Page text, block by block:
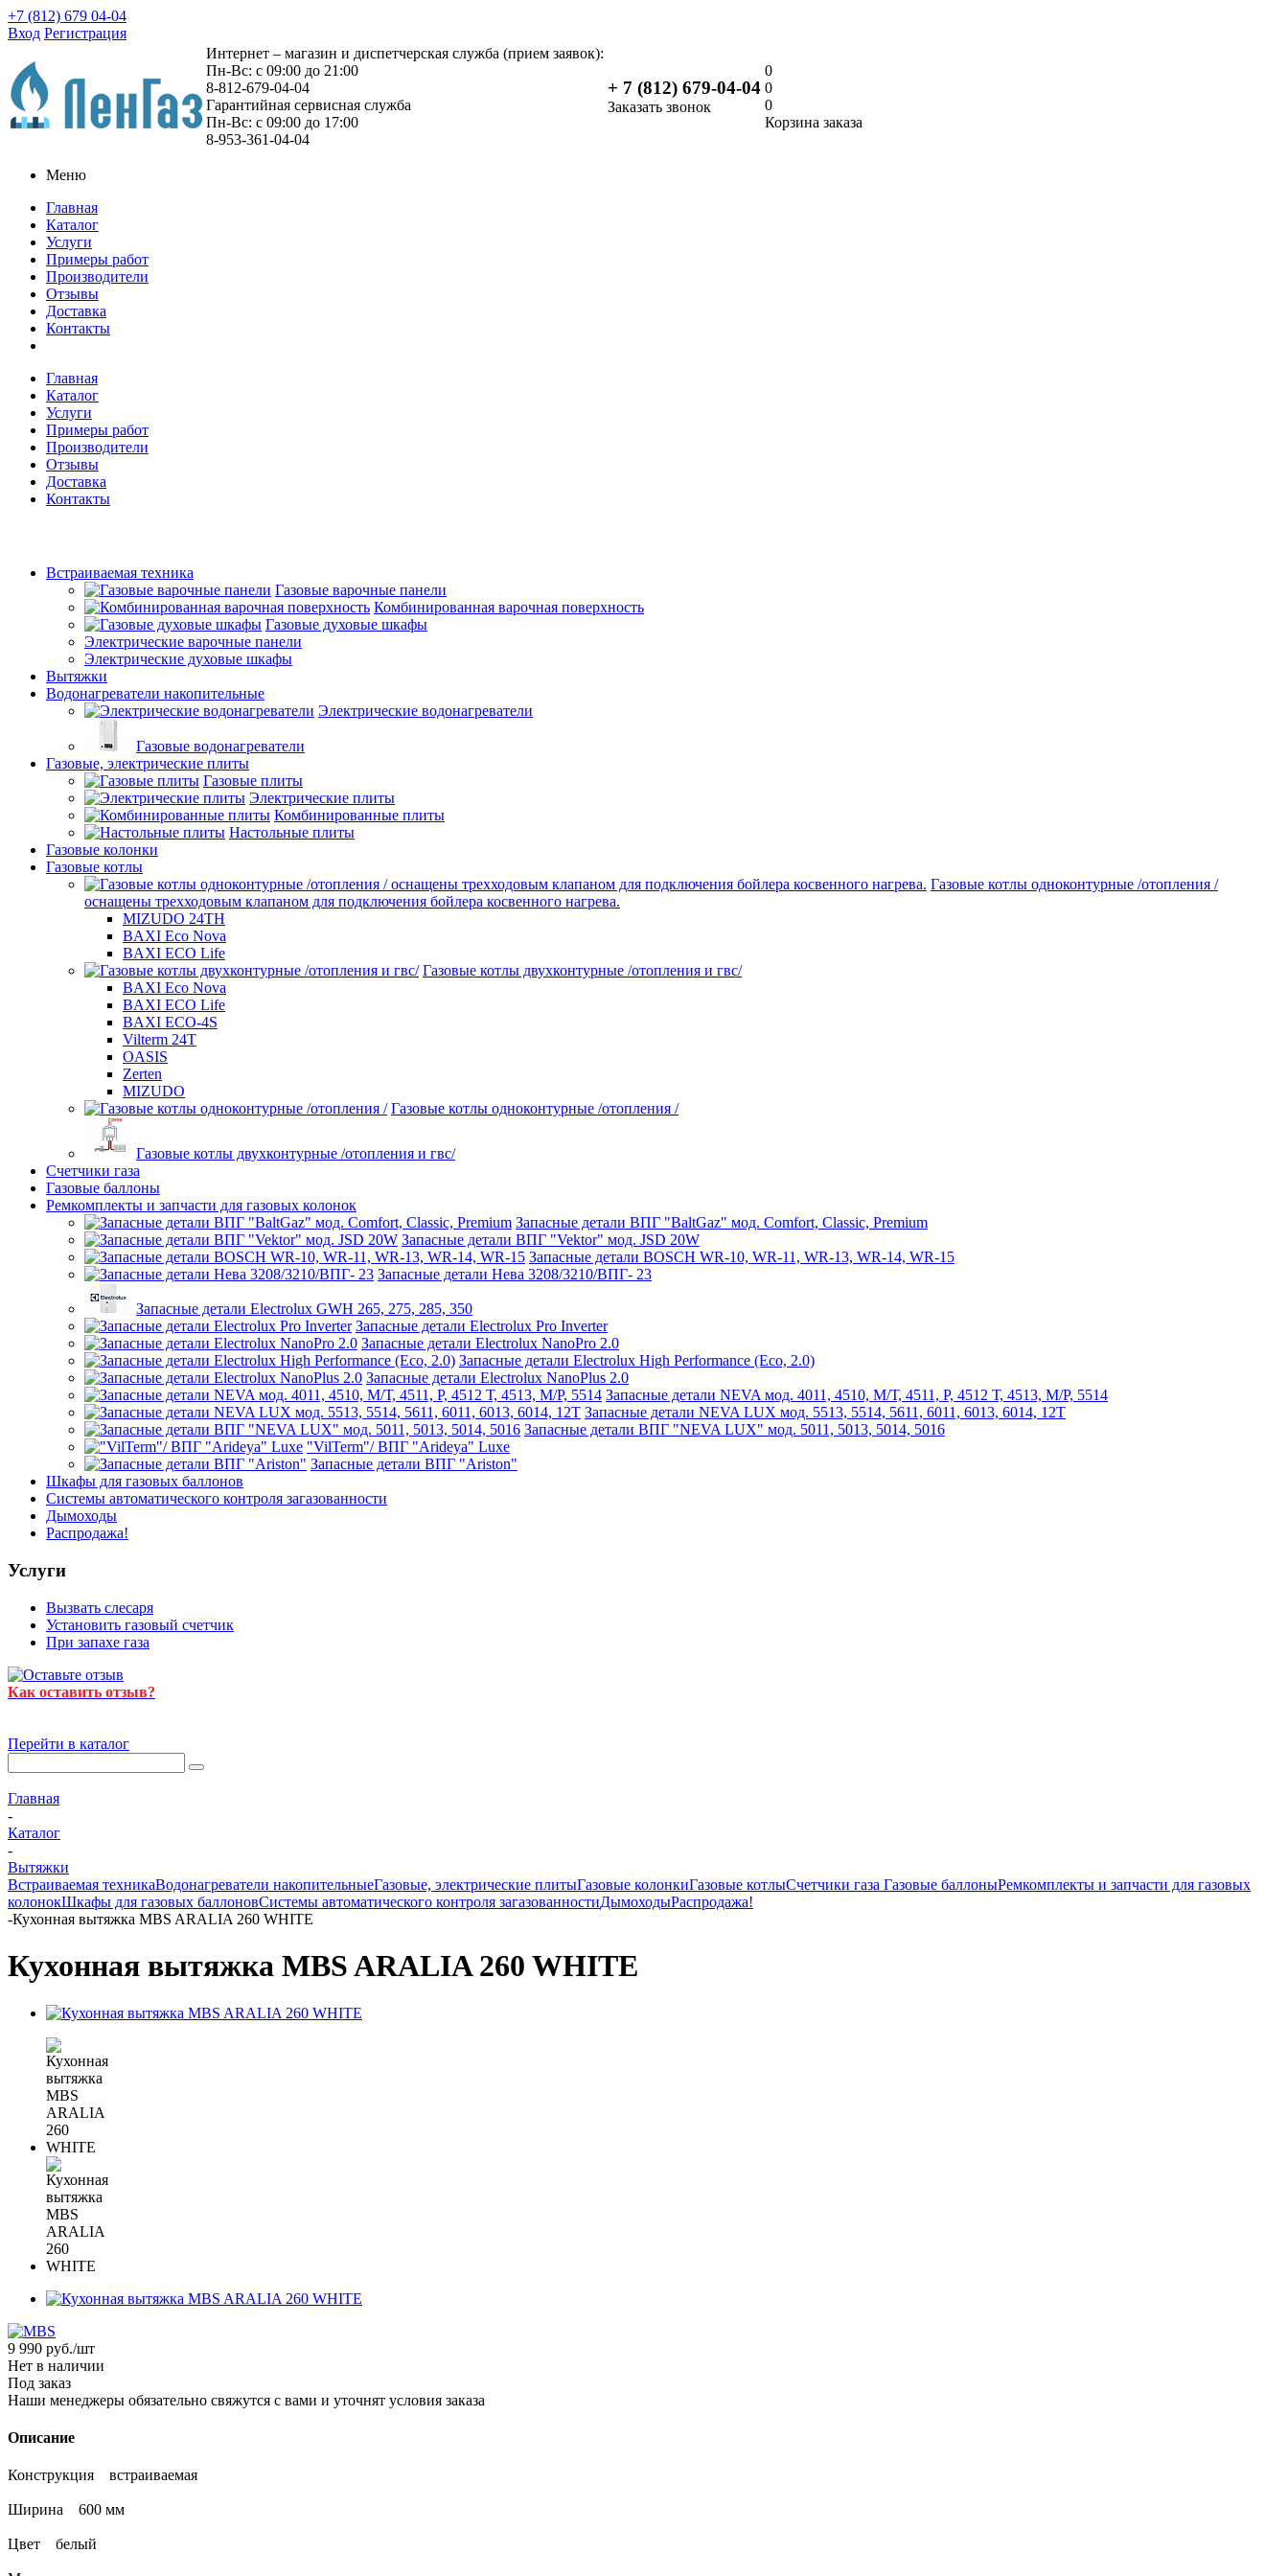
+7 (812) 679 04-04
Вход Регистрация
Интернет – магазин и диспетчерская служба (прием заявок):
Пн-Вс: с 09:00 до 21:00
8-812-679-04-04
Гарантийная сервисная служба
Пн-Вс: с 09:00 до 17:00
8-953-361-04-04
+ 7 (812) 679-04-04
Заказать звонок
0
0
0
Корзина заказа
Меню
Главная
Каталог
Услуги
Примеры работ
Производители
Отзывы
Доставка
Контакты
Главная
Каталог
Услуги
Примеры работ
Производители
Отзывы
Доставка
Контакты
Встраиваемая техника
Газовые варочные панели
Комбинированная варочная поверхность
Газовые духовые шкафы
Электрические варочные панели
Электрические духовые шкафы
Вытяжки
Водонагреватели накопительные
Электрические водонагреватели
Газовые водонагреватели
Газовые, электрические плиты
Газовые плиты
Электрические плиты
Комбинированные плиты
Настольные плиты
Газовые колонки
Газовые котлы
Газовые котлы одноконтурные /отопления /
оснащены трехходовым клапаном для подключения бойлера косвенного нагрева.
MIZUDO 24TН
BAXI Eco Nova
BAXI ECO Life
Газовые котлы двухконтурные /отопления и гвс/
BAXI Eco Nova
BAXI ECO Life
BAXI ECO-4S
Vilterm 24T
OASIS
Zerten
MIZUDO
Газовые котлы одноконтурные /отопления /
Газовые котлы двухконтурные /отопления и гвс/
Счетчики газа
Газовые баллоны
Ремкомплекты и запчасти для газовых колонок
Запасные детали ВПГ "BaltGaz" мод. Comfort, Classic, Premium
Запасные детали ВПГ "Vektor" мод. JSD 20W
Запасные детали BOSCH WR-10, WR-11, WR-13, WR-14, WR-15
Запасные детали Нева 3208/3210/ВПГ- 23
Запасные детали Electrolux GWH 265, 275, 285, 350
Запасные детали Electrolux Pro Inverter
Запасные детали Electrolux NanoPro 2.0
Запасные детали Electrolux High Performance (Eco, 2.0)
Запасные детали Electrolux NanoPlus 2.0
Запасные детали NEVA мод. 4011, 4510, М/Т, 4511, P, 4512 Т, 4513, М/Р, 5514
Запасные детали NEVA LUX мод. 5513, 5514, 5611, 6011, 6013, 6014, 12Т
Запасные детали ВПГ "NEVA LUX" мод. 5011, 5013, 5014, 5016
"VilTerm"/ ВПГ "Arideya" Luxe
Запасные детали ВПГ "Ariston"
Шкафы для газовых баллонов
Системы автоматического контроля загазованности
Дымоходы
Распродажа!
Услуги
Вызвать слесаря
Установить газовый счетчик
При запахе газа
Как оставить отзыв?
Перейти в каталог
Главная
-
Каталог
-
Вытяжки
Встраиваемая техникаВодонагреватели накопительныеГазовые, электрические плитыГазовые колонкиГазовые котлыСчетчики газа Газовые баллоныРемкомплекты и запчасти для газовых
колонокШкафы для газовых баллоновСистемы автоматического контроля загазованностиДымоходыРаспродажа!
-Кухонная вытяжка MBS ARALIA 260 WHITE
Кухонная вытяжка MBS ARALIA 260 WHITE
9 990 руб./шт
Нет в наличии
Под заказ
Наши менеджеры обязательно свяжутся с вами и уточнят условия заказа
Описание
Конструкция встраиваемая
Ширина 600 мм
Цвет белый